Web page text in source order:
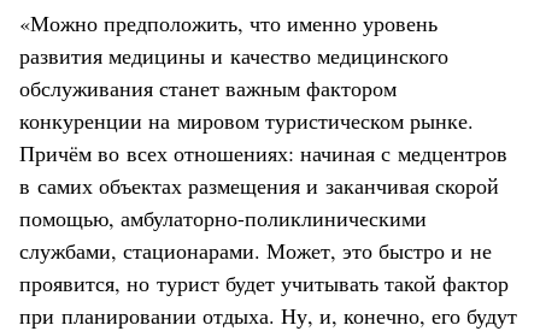
«Можно предположить, что именно уровень
развития медицины и качество медицинского
обслуживания станет важным фактором
конкуренции на мировом туристическом рынке.
Причём во всех отношениях: начиная с медцентров
в самих объектах размещения и заканчивая скорой
помощью, амбулаторно-поликлиническими
службами, стационарами. Может, это быстро и не
проявится, но турист будет учитывать такой фактор
при планировании отдыха. Ну, и, конечно, его будут